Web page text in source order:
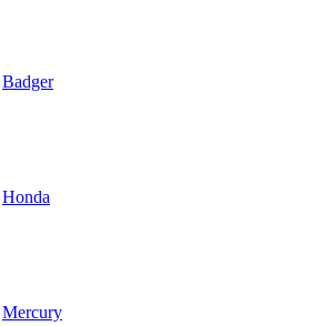
Badger
Honda
Mercury